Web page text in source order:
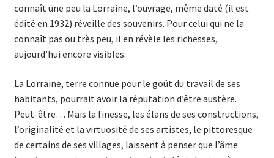
connaît une peu la Lorraine, l’ouvrage, même daté (il est
édité en 1932) réveille des souvenirs. Pour celui qui ne la
connaît pas ou très peu, il en révèle les richesses,
aujourd’hui encore visibles.
La Lorraine, terre connue pour le goût du travail de ses
habitants, pourrait avoir la réputation d’être austère.
Peut-être… Mais la finesse, les élans de ses constructions,
l’originalité et la virtuosité de ses artistes, le pittoresque
de certains de ses villages, laissent à penser que l’âme